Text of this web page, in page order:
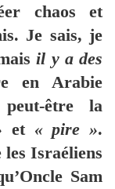
chaos et
Je sais, je
il y a des
en Arabie
être la
et « pire ».
les Israéliens
Sam